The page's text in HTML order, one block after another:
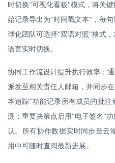
时切换"可视化看板 "模式，将关
始记录导出为"时间戳文本" ，每
球化团队可选择"双语对照"格式
语言实时切换。
协同工作流设计提升执行效率：
派发至相关责任人邮箱，并同步
本追踪"功能记录所有成员的批注
溯；重要决策点启用 "电子签名 "功
认。所有协作数据实时同步至云
用中可随时查阅最新进展。